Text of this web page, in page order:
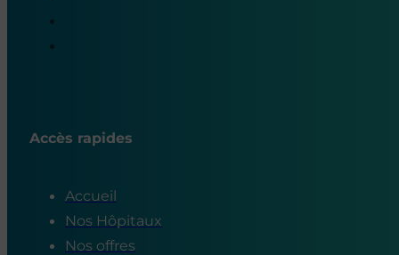
Accès rapides
Accueil
Nos Hôpitaux
Nos offres